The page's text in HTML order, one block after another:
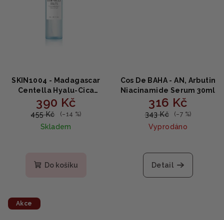
SKIN1004 - Madagascar
Centella Hyalu-Cica
Cloudy Mist - jemná
zklidňující mlha 120ml
390 Kč
455 Kč (–14 %)
Skladem
Do košíku
Cos De BAHA - AN, Arbutin
Niacinamide Serum 30ml
316 Kč
343 Kč (–7 %)
Vyprodáno
Detail
Akce